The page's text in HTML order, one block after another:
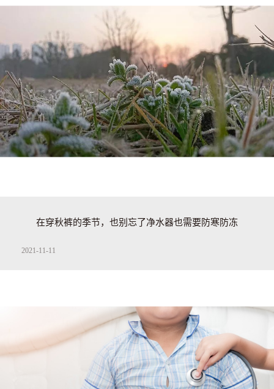
在穿秋裤的季节，也别忘了净水器也需要防寒防冻
2021-11-11